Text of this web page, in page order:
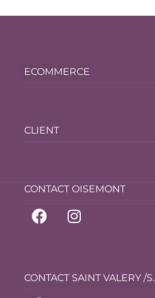
ECOMMERCE
CLIENT
CONTACT OISEMONT
CONTACT SAINT VALERY /S.